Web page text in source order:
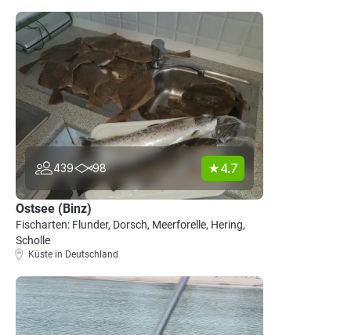
439 98 4.7
Ostsee (Binz)
Fischarten: Flunder, Dorsch, Meerforelle, Hering,
Scholle
Küste in Deutschland